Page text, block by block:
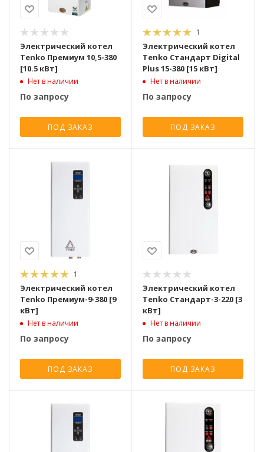
Электрический котел
Tenko Премиум 10,5-380
[10.5 кВт]
Нет в наличии
По запросу
ПОД ЗАКАЗ
1
Электрический котел
Tenko Стандарт Digital
Plus 15-380 [15 кВт]
Нет в наличии
По запросу
ПОД ЗАКАЗ
1
Электрический котел
Tenko Премиум-9-380 [9
кВт]
Нет в наличии
По запросу
ПОД ЗАКАЗ
Электрический котел
Tenko Стандарт-3-220 [3
кВт]
Нет в наличии
По запросу
ПОД ЗАКАЗ